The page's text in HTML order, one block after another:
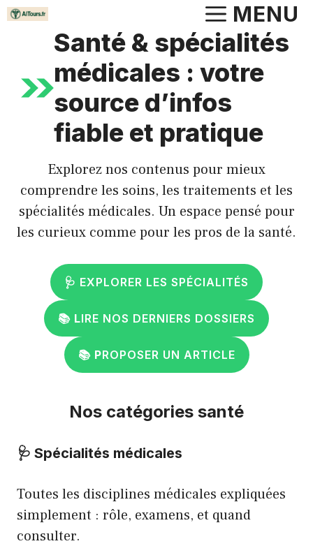
Aller
MENU
Santé & spécialités
médicales : votre
source d’infos
fiable et pratique
Explorez nos contenus pour mieux
comprendre les soins, les traitements et les
spécialités médicales. Un espace pensé pour
les curieux comme pour les pros de la santé.
🩺 EXPLORER LES SPÉCIALITÉS
📚 LIRE NOS DERNIERS DOSSIERS
📚 PROPOSER UN ARTICLE
Nos catégories santé
🩺 Spécialités médicales
Toutes les disciplines médicales expliquées
simplement : rôle, examens, et quand
consulter.